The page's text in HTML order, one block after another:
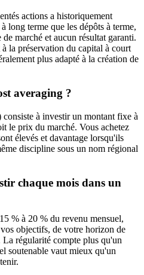
actions a historiquement
long terme que les dépôts à terme,
marché et aucun résultat garanti.
la préservation du capital à court
plus adapté à la création de
averaging ?
à investir un montant fixe à
le prix du marché. Vous achetez
élevés et davantage lorsqu'ils
discipline sous un nom régional
chaque mois dans un
% à 20 % du revenu mensuel,
objectifs, de votre horizon de
La régularité compte plus qu'un
soutenable vaut mieux qu'un